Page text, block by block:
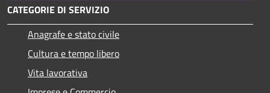
CATEGORIE DI SERVIZIO
Anagrafe e stato civile
Cultura e tempo libero
Vita lavorativa